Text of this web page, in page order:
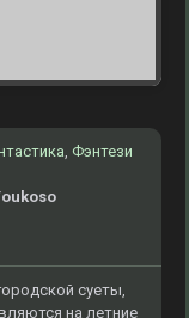
, Фэнтези
суеты,
на летние